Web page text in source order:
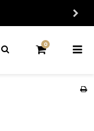
0